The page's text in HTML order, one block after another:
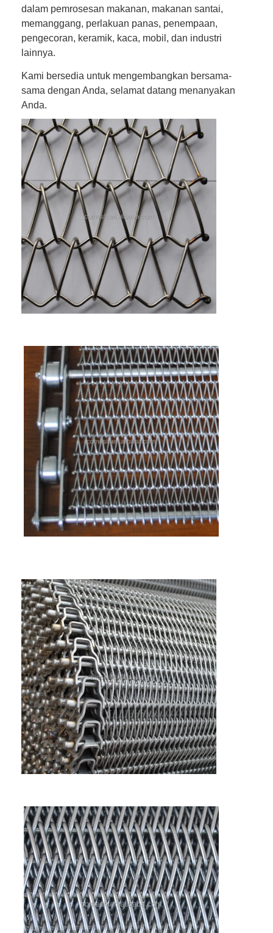
Rumah
Produk
Tentang kita
Wisata pabrik
Kontrol kualitas
Hubungi kami
Berita
Semua Kasus
Sabuk jaring baja tahan karat
Jaring Kawat Spiral
Sabuk Jala Makanan
Sabuk Konveyor Sarang Lebah
Pelat Rantai Konveyor
Sabuk Jala Fotovoltaik Surya
Sabuk Jaring Rantai
Sabuk Pembeku Spiral
Sabuk Konveyor Oven
dalam pemrosesan makanan, makanan santai,
memanggang, perlakuan panas, penempaan,
pengecoran, keramik, kaca, mobil, dan industri
lainnya.
Kami bersedia untuk mengembangkan bersama-
sama dengan Anda, selamat datang menanyakan
Anda.